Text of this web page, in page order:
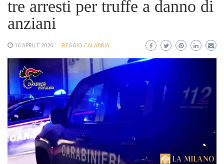
tre arresti per truffe a danno di
anziani
16 APRILE 2026 REGGIO CALABRIA